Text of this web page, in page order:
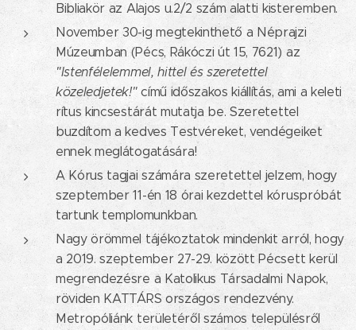
Bibliakör az Alajos u.2/2 szám alatti kisteremben.
November 30-ig megtekinthető a Néprajzi
Múzeumban (Pécs, Rákóczi út 15, 7621) az
"Istenfélelemmel, hittel és szeretettel
közeledjetek!"című időszakos kiállítás, ami a keleti
rítus kincsestárát mutatja be. Szeretettel
buzdítom a kedves Testvéreket, vendégeiket
ennek meglátogatására!
A Kórus tagjai számára szeretettel jelzem, hogy
szeptember 11-én 18 órai kezdettel kóruspróbát
tartunk templomunkban.
Nagy örömmel tájékoztatok mindenkit arról, hogy
a 2019. szeptember 27-29. között Pécsett kerül
megrendezésre a Katolikus Társadalmi Napok,
röviden KATTÁRS országos rendezvény.
Metropóliánk területéről számos településről